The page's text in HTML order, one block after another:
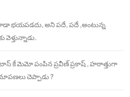
భయపడదు, అని పదే, పదే ,అంటున్న
వెళ్తున్నాడు.
బాస్ కే మెమో పంపిన ప్రవీణ్ ప్రకాష్ , హఠాత్తుగా
చెప్పాడు ?